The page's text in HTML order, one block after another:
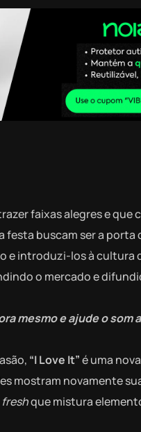
faixas alegres e que
festa buscam ser a
e introduzi-los à cultura
o mercado e
mesmo e ajude o som
“I Love It”é uma
mostram novamente
freshque mistura